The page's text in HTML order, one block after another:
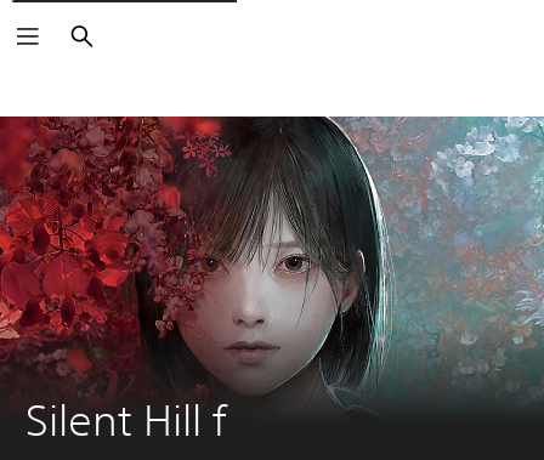
Buscar
Silent Hill f